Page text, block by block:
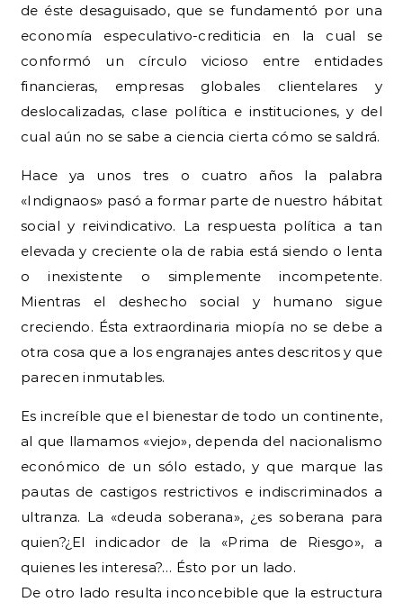
de éste desaguisado, que se fundamentó por una
economía especulativo-crediticia en la cual se
conformó un círculo vicioso entre entidades
financieras, empresas globales clientelares y
deslocalizadas, clase política e instituciones, y del
cual aún no se sabe a ciencia cierta cómo se saldrá.
Hace ya unos tres o cuatro años la palabra
«Indignaos» pasó a formar parte de nuestro hábitat
social y reivindicativo. La respuesta política a tan
elevada y creciente ola de rabia está siendo o lenta
o inexistente o simplemente incompetente.
Mientras el deshecho social y humano sigue
creciendo. Ésta extraordinaria miopía no se debe a
otra cosa que a los engranajes antes descritos y que
parecen inmutables.
Es increíble que el bienestar de todo un continente,
al que llamamos «viejo», dependa del nacionalismo
económico de un sólo estado, y que marque las
pautas de castigos restrictivos e indiscriminados a
ultranza. La «deuda soberana», ¿es soberana para
quien?¿El indicador de la «Prima de Riesgo», a
quienes les interesa?… Ésto por un lado.
De otro lado resulta inconcebible que la estructura